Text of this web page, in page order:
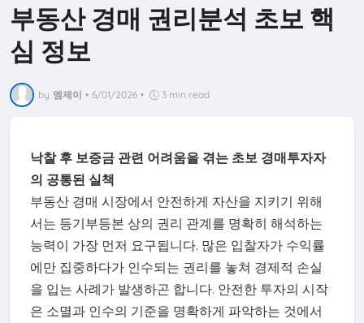
부동산 경매 권리분석 초보 핵
심 정보
by 엠제이 • 6/01/2026 • 3 min read
낙찰 후 보증금 관련 어려움을 겪는 초보 경매투자자
의 공통된 실책
부동산 경매 시장에서 안전하게 자산을 지키기 위해
서는 등기부등본 상의 권리 관계를 명확히 해석하는
능력이 가장 먼저 요구됩니다. 많은 입찰자가 수익률
에만 집중하다가 인수되는 권리를 놓쳐 경제적 손실
을 입는 사례가 발생하곤 합니다. 안전한 투자의 시작
은 소멸과 인수의 기준을 명확하게 파악하는 것에서